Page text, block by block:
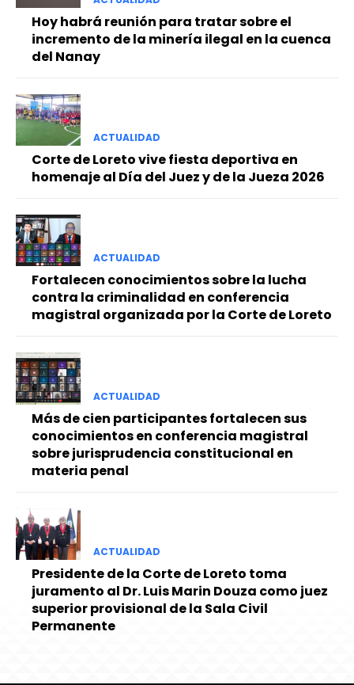
Hoy habrá reunión para tratar sobre el
incremento de la minería ilegal en la cuenca
del Nanay
ACTUALIDAD
Corte de Loreto vive fiesta deportiva en
homenaje al Día del Juez y de la Jueza 2026
ACTUALIDAD
Fortalecen conocimientos sobre la lucha
contra la criminalidad en conferencia
magistral organizada por la Corte de Loreto
ACTUALIDAD
Más de cien participantes fortalecen sus
conocimientos en conferencia magistral
sobre jurisprudencia constitucional en
materia penal
ACTUALIDAD
Presidente de la Corte de Loreto toma
juramento al Dr. Luis Marin Douza como juez
superior provisional de la Sala Civil
Permanente